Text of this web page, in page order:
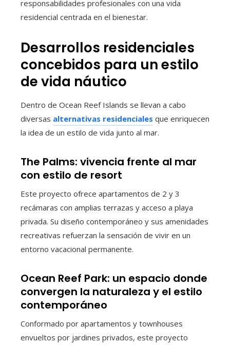
responsabilidades profesionales con una vida
residencial centrada en el bienestar.
Desarrollos residenciales
concebidos para un estilo
de vida náutico
Dentro de Ocean Reef Islands se llevan a cabo
diversas alternativas residenciales que enriquecen
la idea de un estilo de vida junto al mar.
The Palms: vivencia frente al mar
con estilo de resort
Este proyecto ofrece apartamentos de 2 y 3
recámaras con amplias terrazas y acceso a playa
privada. Su diseño contemporáneo y sus amenidades
recreativas refuerzan la sensación de vivir en un
entorno vacacional permanente.
Ocean Reef Park: un espacio donde
convergen la naturaleza y el estilo
contemporáneo
Conformado por apartamentos y townhouses
envueltos por jardines privados, este proyecto